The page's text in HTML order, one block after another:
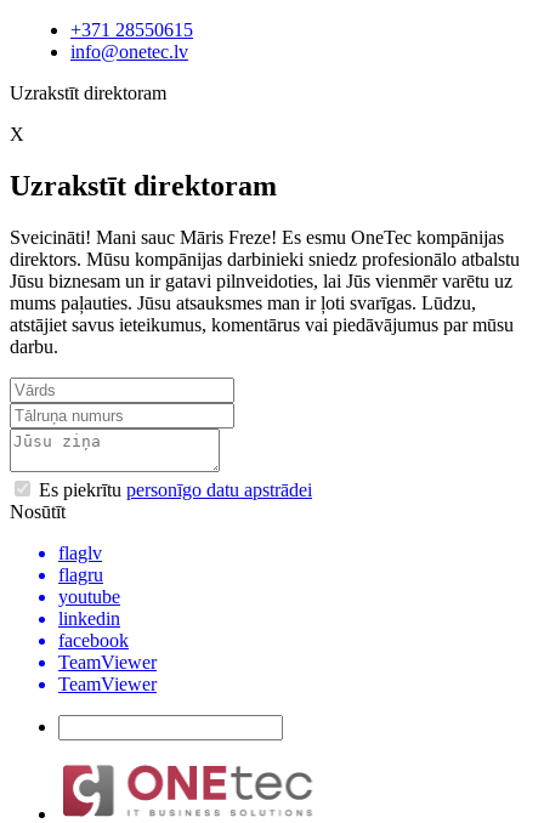
+371 28550615
info@onetec.lv
Uzrakstīt direktoram
X
Uzrakstīt direktoram
Sveicināti! Mani sauc Māris Freze! Es esmu OneTec kompānijas
direktors. Mūsu kompānijas darbinieki sniedz profesionālo atbalstu
Jūsu biznesam un ir gatavi pilnveidoties, lai Jūs vienmēr varētu uz
mums paļauties. Jūsu atsauksmes man ir ļoti svarīgas. Lūdzu,
atstājiet savus ieteikumus, komentārus vai piedāvājumus par mūsu
darbu.
Es piekrītu personīgo datu apstrādei
Nosūtīt
flaglv
flagru
youtube
linkedin
facebook
TeamViewer
TeamViewer